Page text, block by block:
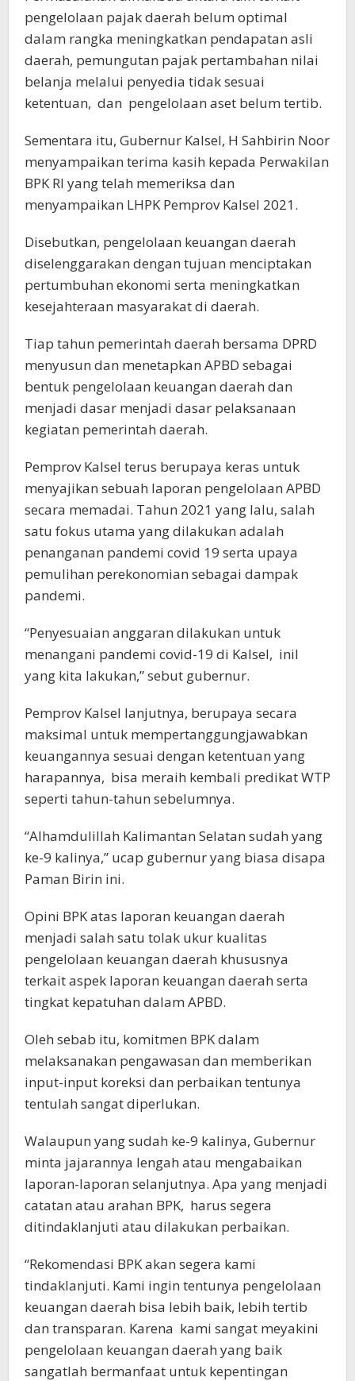
pengelolaan pajak daerah belum optimal
dalam rangka meningkatkan pendapatan asli
daerah, pemungutan pajak pertambahan nilai
belanja melalui penyedia tidak sesuai
ketentuan, dan pengelolaan aset belum tertib.
Sementara itu, Gubernur Kalsel, H Sahbirin Noor
menyampaikan terima kasih kepada Perwakilan
BPK RI yang telah memeriksa dan
menyampaikan LHPK Pemprov Kalsel 2021.
Disebutkan, pengelolaan keuangan daerah
diselenggarakan dengan tujuan menciptakan
pertumbuhan ekonomi serta meningkatkan
kesejahteraan masyarakat di daerah.
Tiap tahun pemerintah daerah bersama DPRD
menyusun dan menetapkan APBD sebagai
bentuk pengelolaan keuangan daerah dan
menjadi dasar menjadi dasar pelaksanaan
kegiatan pemerintah daerah.
Pemprov Kalsel terus berupaya keras untuk
menyajikan sebuah laporan pengelolaan APBD
secara memadai. Tahun 2021 yang lalu, salah
satu fokus utama yang dilakukan adalah
penanganan pandemi covid 19 serta upaya
pemulihan perekonomian sebagai dampak
pandemi.
“Penyesuaian anggaran dilakukan untuk
menangani pandemi covid-19 di Kalsel, inil
yang kita lakukan,” sebut gubernur.
Pemprov Kalsel lanjutnya, berupaya secara
maksimal untuk mempertanggungjawabkan
keuangannya sesuai dengan ketentuan yang
harapannya, bisa meraih kembali predikat WTP
seperti tahun-tahun sebelumnya.
“Alhamdulillah Kalimantan Selatan sudah yang
ke-9 kalinya,” ucap gubernur yang biasa disapa
Paman Birin ini.
Opini BPK atas laporan keuangan daerah
menjadi salah satu tolak ukur kualitas
pengelolaan keuangan daerah khususnya
terkait aspek laporan keuangan daerah serta
tingkat kepatuhan dalam APBD.
Oleh sebab itu, komitmen BPK dalam
melaksanakan pengawasan dan memberikan
input-input koreksi dan perbaikan tentunya
tentulah sangat diperlukan.
Walaupun yang sudah ke-9 kalinya, Gubernur
minta jajarannya lengah atau mengabaikan
laporan-laporan selanjutnya. Apa yang menjadi
catatan atau arahan BPK, harus segera
ditindaklanjuti atau dilakukan perbaikan.
“Rekomendasi BPK akan segera kami
tindaklanjuti. Kami ingin tentunya pengelolaan
keuangan daerah bisa lebih baik, lebih tertib
dan transparan. Karena kami sangat meyakini
pengelolaan keuangan daerah yang baik
sangatlah bermanfaat untuk kepentingan